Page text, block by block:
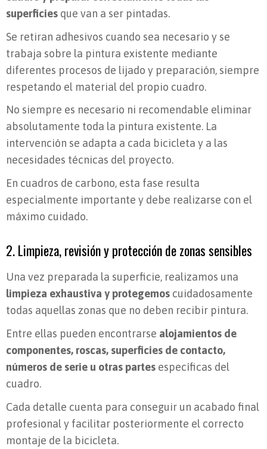
superficies que van a ser pintadas.
Se retiran adhesivos cuando sea necesario y se
trabaja sobre la pintura existente mediante
diferentes procesos de lijado y preparación, siempre
respetando el material del propio cuadro.
No siempre es necesario ni recomendable eliminar
absolutamente toda la pintura existente. La
intervención se adapta a cada bicicleta y a las
necesidades técnicas del proyecto.
En cuadros de carbono, esta fase resulta
especialmente importante y debe realizarse con el
máximo cuidado.
2. Limpieza, revisión y protección de zonas sensibles
Una vez preparada la superficie, realizamos una
limpieza exhaustiva y protegemos cuidadosamente
todas aquellas zonas que no deben recibir pintura.
Entre ellas pueden encontrarse alojamientos de
componentes, roscas, superficies de contacto,
números de serie u otras partes específicas del
cuadro.
Cada detalle cuenta para conseguir un acabado final
profesional y facilitar posteriormente el correcto
montaje de la bicicleta.